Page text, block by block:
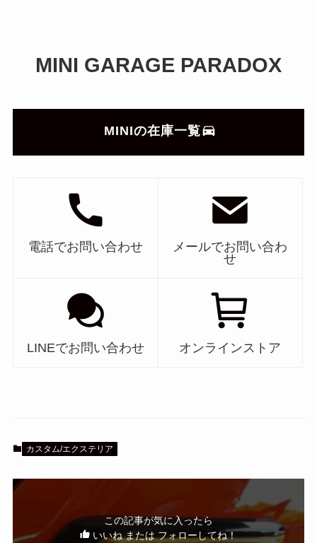
MINI GARAGE PARADOX
MINIの在庫一覧
電話でお問い合わせ
メールでお問い合わ
せ
LINEでお問い合わせ オンラインストア
カスタム/エクステリア
この記事が気に入ったら
いいね または フォローしてね！